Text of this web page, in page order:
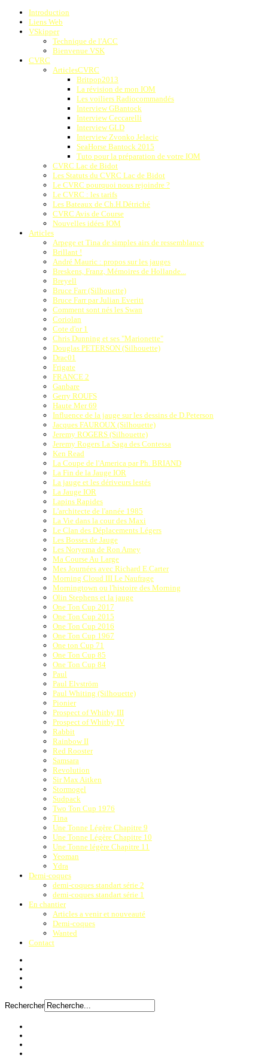
Introduction
Liens Web
VSkipper
Technique de l'ACC
Bienvenue VSK
CVRC
ArticlesCVRC
Britpop2013
La révision de mon IOM
Les voiliers Radiocommandés
Interview GBantock
Interview Ceccarelli
Interview GLD
Interview Zvonko Jelacic
SeaHorse Bantock 2015
Tuto pour la préparation de votre IOM
CVRC Lac de Bidot
Les Statuts du CVRC Lac de Bidot
Le CVRC pourquoi nous rejoindre ?
Le CVRC : les tarifs
Les Bateaux de Ch.H.Détriché
CVRC Avis de Course
Nouvelles idées IOM
Articles
Arpege et Tina de simples airs de ressemblance
Brillant !
André Mauric : propos sur les jauges
Breskens, Franz, Mémoires de Hollande...
Breyell
Bruce Farr (Silhouette)
Bruce Farr par Julian Everitt
Comment sont nés les Swan
Coriolan
Cote d'or 1
Chris Dunning et ses "Marionette"
Douglas PETERSON (Silhouette)
Drac01
Frigate
FRANCE 2
Ganbare
Gerry ROUFS
Haute Mer 69
Influence de la jauge sur les dessins de D.Peterson
Jacques FAUROUX (Silhouette)
Jeremy ROGERS (Silhouette)
Jeremy Rogers La Saga des Contessa
Ken Read
La Coupe de l'America par Ph. BRIAND
La Fin de la Jauge IOR
La jauge et les dériveurs lestés
La Jauge IOR
Lapins Rapides
L'architecte de l'année 1985
La Vie dans la cour des Maxi
Le Clan des Déplacements Légers
Les Bosses de Jauge
Les Noryema de Ron Amey
Ma Course Au Large
Mes Journées avec Richard E.Carter
Morning Cloud III Le Naufrage
Morningtown ou l'histoire des Morning
Olin Stephens et la jauge
One Ton Cup 2017
One Ton Cup 2015
One Ton Cup 2016
One Ton Cup 1967
One ton Cup 71
One Ton Cup 85
One Ton Cup 84
Paul
Paul Elvström
Paul Whiting (Silhouette)
Pionier
Prospect of Whitby III
Prospect of Whitby IV
Rabbit
Rainbow II
Red Rooster
Samsara
Revolution
Sir Max Aitken
Stormogel
Sudpack
Two Ton Cup 1976
Tina
Une Tonne Légère Chapitre 9
Une Tonne Légère Chapitre 10
Une Tonne légère Chapitre 11
Yeoman
Ydra
Demi-coques
demi-coques standart série 2
demi-coques standart série 1
En chantier
Articles a venir et nouveauté
Demi-coques
Wanted
Contact
Rechercher